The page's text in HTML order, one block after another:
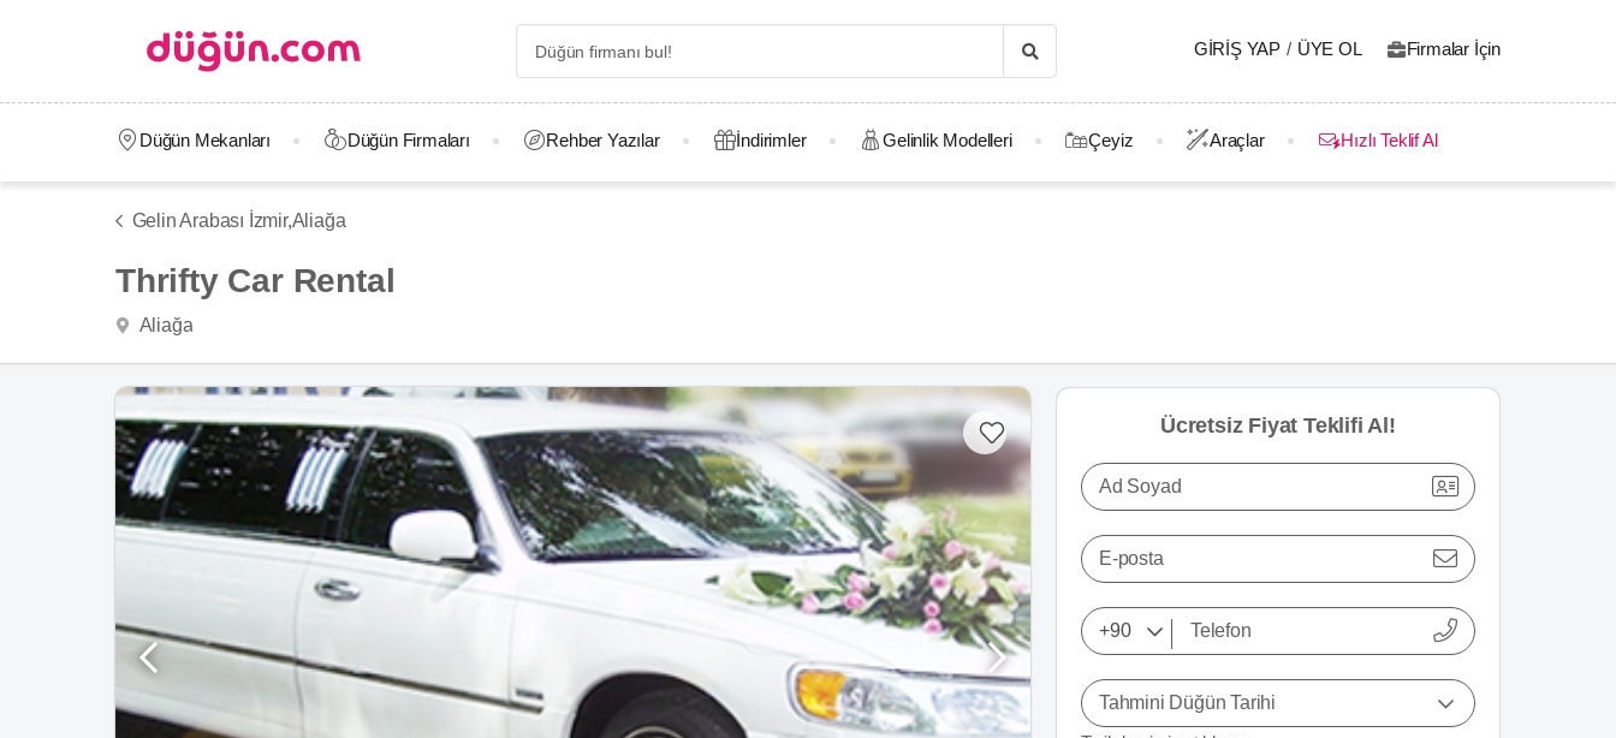
GIRIŞ YAP / ÜYE OL Firmalar İçin
Düğün Mekanları Düğün Firmaları Rehber Yazılar İndirimler Gelinlik Modelleri Çeyiz Araçlar Hızlı Teklif Al
Gelin Arabası İzmir,Aliağa
Thrifty Car Rental
Aliağa
Ücretsiz Fiyat Teklifi Al!
Ad Soyad
E-posta
Tahmini Düğün Tarihi